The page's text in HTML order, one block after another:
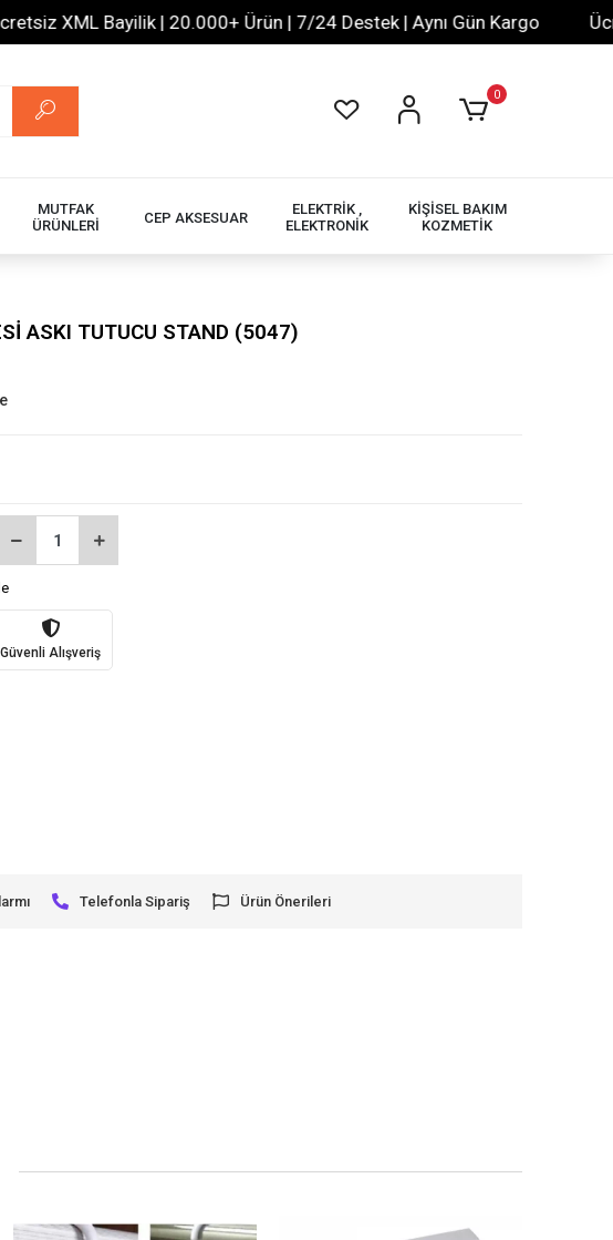
XML Bayilik | 20.000+ Ürün | 7/24 Destek | Aynı Gün Kargo
0
MUTFAK
ÜRÜNLERİ
CEP AKSESUAR
ELEKTRİK ,
ELEKTRONİK
KİŞİSEL BAKIM
KOZMETİK
ASKI TUTUCU STAND (5047)
Güvenli Alışveriş
Telefonla Sipariş Ürün Önerileri